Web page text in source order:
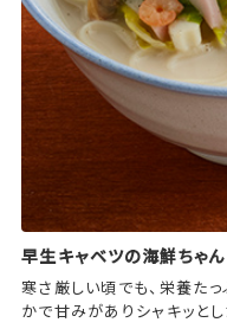
早生キャベツの海鮮ちゃ
寒さ厳しい頃でも、栄養た
かで甘みがありシャキッと